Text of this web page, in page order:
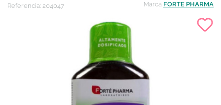
Referencia: 204047 Marca FORTE PHARMA